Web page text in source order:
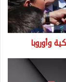
وأوروبا